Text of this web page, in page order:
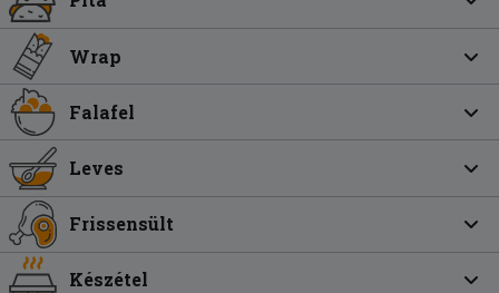
Wrap
Falafel
Leves
Frissensült
Készétel